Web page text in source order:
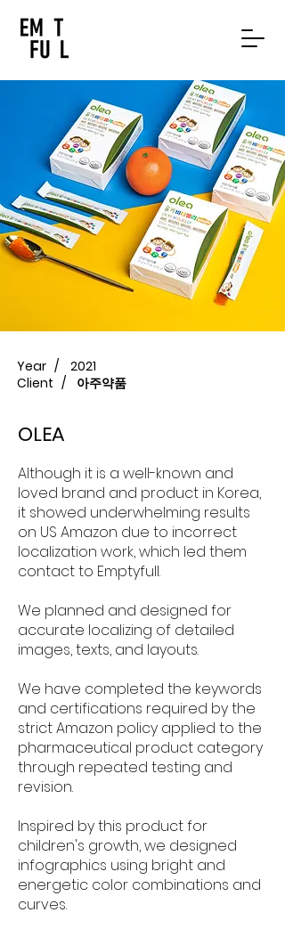
Year /
2021
Client /
아주약품
OLEA
Although it is a well-known and
loved brand and product in Korea,
it showed underwhelming results
on US Amazon due to incorrect
localization work, which led them
contact to Emptyfull.
We planned and designed for
accurate localizing of detailed
images, texts, and layouts.
We have completed the keywords
and certifications required by the
strict Amazon policy applied to the
pharmaceutical product category
through repeated testing and
revision.
Inspired by this product for
children's growth, we designed
infographics using bright and
energetic color combinations and
curves.